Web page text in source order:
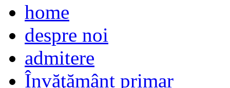
home
despre noi
admitere
Învăţământ primar